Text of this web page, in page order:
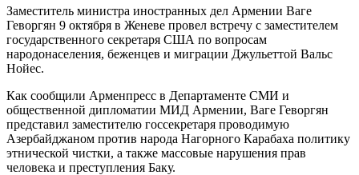
Заместитель министра иностранных дел Армении Ваге
Геворгян 9 октября в Женеве провел встречу с заместителем
государственного секретаря США по вопросам
народонаселения, беженцев и миграции Джульеттой Вальс
Нойес.
Как сообщили Арменпресс в Департаменте СМИ и
общественной дипломатии МИД Армении, Ваге Геворгян
представил заместителю госсекретаря проводимую
Азербайджаном против народа Нагорного Карабаха политику
этнической чистки, а также массовые нарушения прав
человека и преступления Баку.